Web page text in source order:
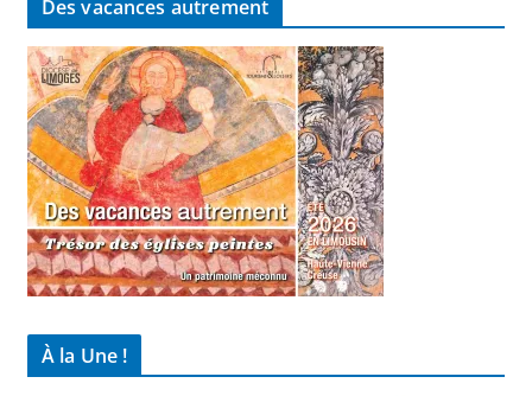
Des vacances autrement
À la Une !